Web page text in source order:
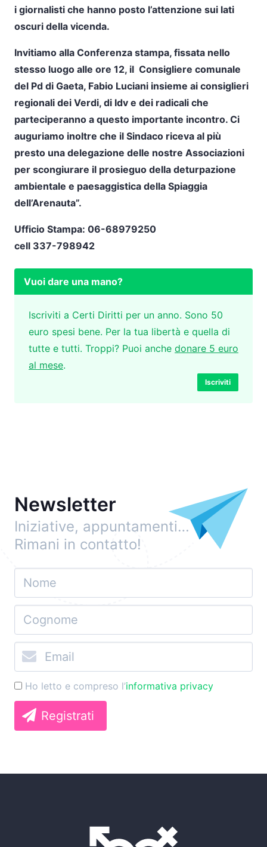
i giornalisti che hanno posto l’attenzione sui lati
oscuri della vicenda.
Invitiamo alla Conferenza stampa, fissata nello
stesso luogo alle ore 12, il Consigliere comunale
del Pd di Gaeta, Fabio Luciani insieme ai consiglieri
regionali dei Verdi, di Idv e dei radicali che
parteciperanno a questo importante incontro. Ci
auguriamo inoltre che il Sindaco riceva al più
presto una delegazione delle nostre Associazioni
per scongiurare il prosieguo della deturpazione
ambientale e paesaggistica della Spiaggia
dell’Arenauta”.
Ufficio Stampa: 06-68979250
cell 337-798942
Vuoi dare una mano?
Iscriviti a Certi Diritti per un anno. Sono 50
euro spesi bene. Per la tua libertà e quella di
tutte e tutti. Troppi? Puoi anche donare 5 euro
al mese.
Iscriviti
Newsletter
Iniziative, appuntamenti…
Rimani in contatto!
Ho letto e compreso l’informativa privacy
Registrati